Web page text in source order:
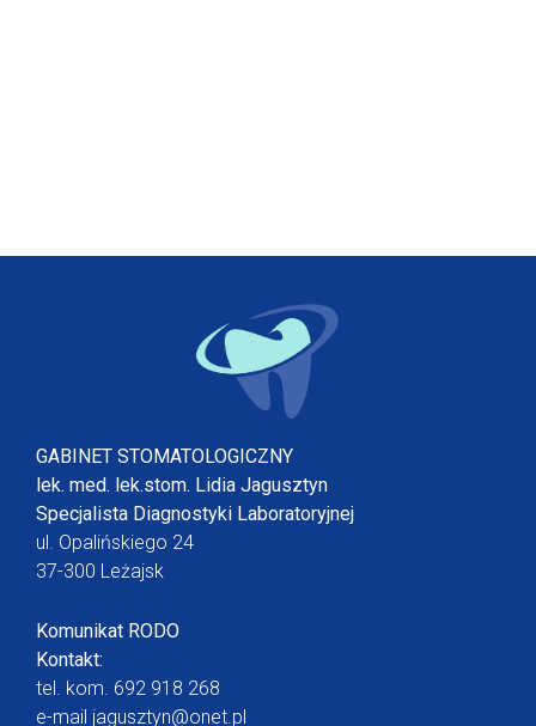
GABINET STOMATOLOGICZNY
lek. med. lek.stom. Lidia Jagusztyn
Specjalista Diagnostyki Laboratoryjnej
ul. Opalińskiego 24
37-300 Leżajsk
Komunikat RODO
Kontakt:
tel. kom. 692 918 268
e-mail jagusztyn@onet.pl